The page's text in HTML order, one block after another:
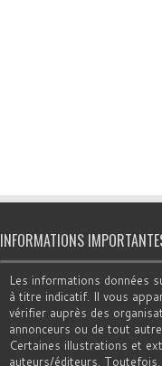
INFORMATIONS
Les informations données
à titre indicatif. Il vous
vérifier auprès des
annonceurs ou de tout
Certaines illustrations et
auteurs/éditeurs.